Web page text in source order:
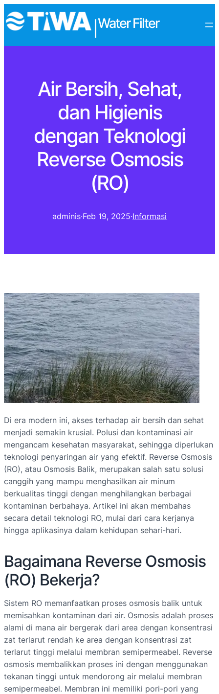
Water Filter
Air Bersih, Sehat,
dan Higienis
dengan Teknologi
Reverse Osmosis
(RO)
adminis·Feb 19, 2025·Informasi
Di era modern ini, akses terhadap air bersih dan sehat
menjadi semakin krusial. Polusi dan kontaminasi air
mengancam kesehatan masyarakat, sehingga diperlukan
teknologi penyaringan air yang efektif. Reverse Osmosis
(RO), atau Osmosis Balik, merupakan salah satu solusi
canggih yang mampu menghasilkan air minum
berkualitas tinggi dengan menghilangkan berbagai
kontaminan berbahaya. Artikel ini akan membahas
secara detail teknologi RO, mulai dari cara kerjanya
hingga aplikasinya dalam kehidupan sehari-hari.
Bagaimana Reverse Osmosis
(RO) Bekerja?
Sistem RO memanfaatkan proses osmosis balik untuk
memisahkan kontaminan dari air. Osmosis adalah proses
alami di mana air bergerak dari area dengan konsentrasi
zat terlarut rendah ke area dengan konsentrasi zat
terlarut tinggi melalui membran semipermeabel. Reverse
osmosis membalikkan proses ini dengan menggunakan
tekanan tinggi untuk mendorong air melalui membran
semipermeabel. Membran ini memiliki pori-pori yang